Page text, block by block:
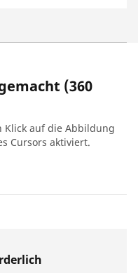
(360
Klick auf die Abbildung
Cursors aktiviert.